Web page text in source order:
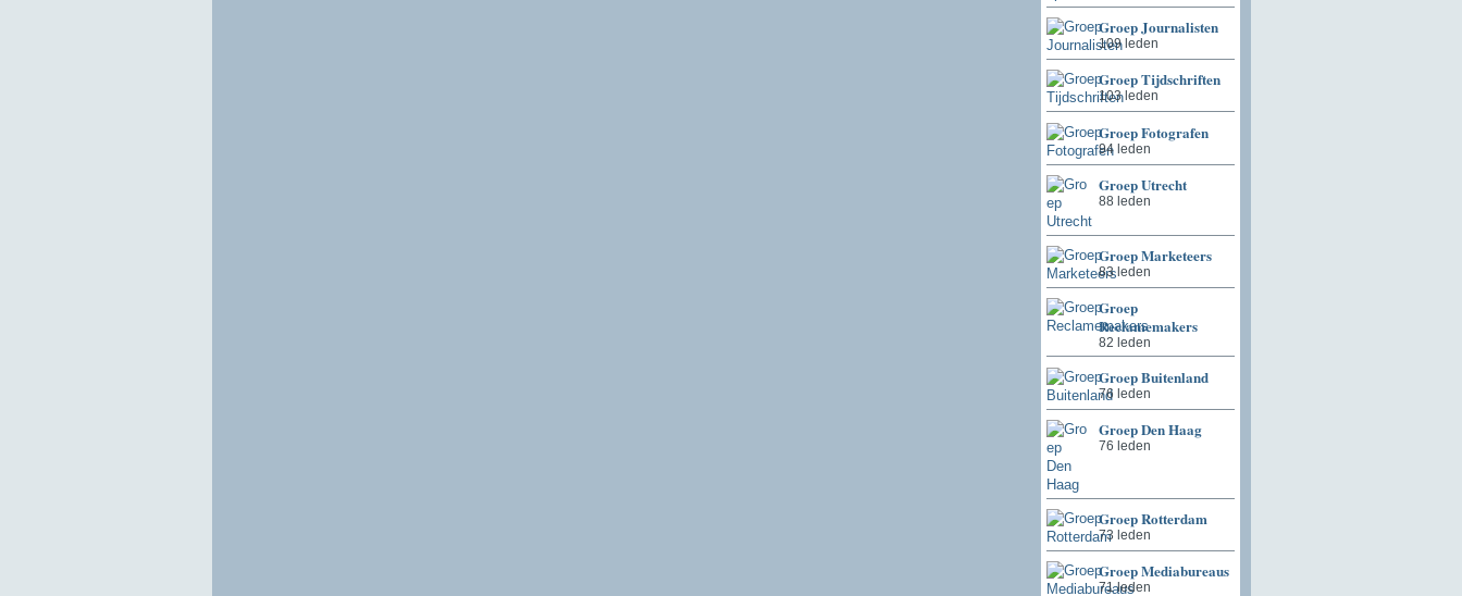
Groep Journalisten
109 leden
Groep Tijdschriften
103 leden
Groep Fotografen
94 leden
Groep Utrecht
88 leden
Groep Marketeers
83 leden
Groep
Reclamemakers
82 leden
Groep Buitenland
76 leden
Groep Den Haag
76 leden
Groep Rotterdam
73 leden
Groep Mediabureaus
71 leden